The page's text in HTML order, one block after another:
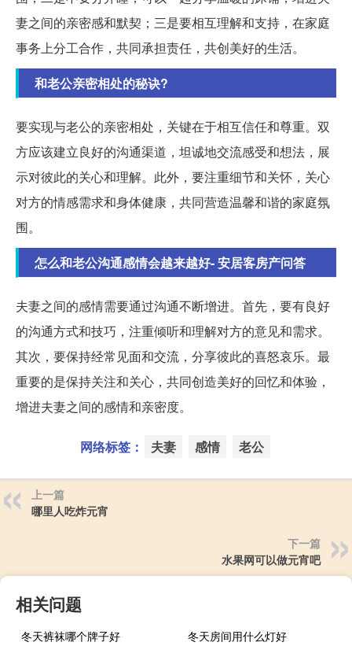
妻之间的亲密感和默契；三是要相互理解和支持，在家庭
事务上分工合作，共同承担责任，共创美好的生活。
和老公亲密相处的秘诀?
要实现与老公的亲密相处，关键在于相互信任和尊重。双
方应该建立良好的沟通渠道，坦诚地交流感受和想法，展
示对彼此的关心和理解。此外，要注重细节和关怀，关心
对方的情感需求和身体健康，共同营造温馨和谐的家庭氛
围。
怎么和老公沟通感情会越来越好- 安居客房产问答
夫妻之间的感情需要通过沟通不断增进。首先，要有良好
的沟通方式和技巧，注重倾听和理解对方的意见和需求。
其次，要保持经常见面和交流，分享彼此的喜怒哀乐。最
重要的是保持关注和关心，共同创造美好的回忆和体验，
增进夫妻之间的感情和亲密度。
网络标签： 夫妻 感情 老公
上一篇
哪里人吃炸元宵
下一篇
水果网可以做元宵吧
相关问题
冬天裤袜哪个牌子好
冬天房间用什么灯好